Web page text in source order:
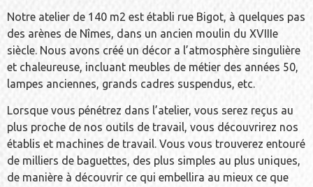
Notre atelier de 140 m2 est établi rue Bigot, à quelques pas
des arènes de Nîmes, dans un ancien moulin du XVIIIe
siècle. Nous avons créé un décor a l’atmosphère singulière
et chaleureuse, incluant meubles de métier des années 50,
lampes anciennes, grands cadres suspendus, etc.
Lorsque vous pénétrez dans l’atelier, vous serez reçus au
plus proche de nos outils de travail, vous découvrirez nos
établis et machines de travail. Vous vous trouverez entouré
de milliers de baguettes, des plus simples au plus uniques,
de manière à découvrir ce qui embellira au mieux ce que